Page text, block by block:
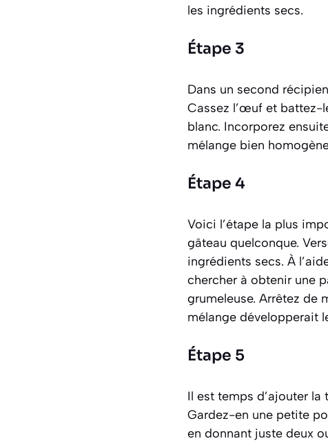
les ingrédients secs.
Étape 3
Dans un second
Cassez l’œuf et battez-
blanc. Incorporez
mélange bien
Étape 4
Voici l’étape la plus
gâteau quelconque.
ingrédients secs. À
chercher à obtenir une
grumeleuse. Arrêtez de
mélange développerait
Étape 5
Il est temps d’ajouter
Gardez-en une petite
en donnant juste deux